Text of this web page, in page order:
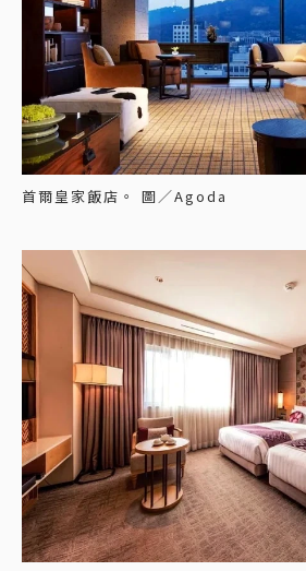
首爾皇家飯店。 圖／Agoda